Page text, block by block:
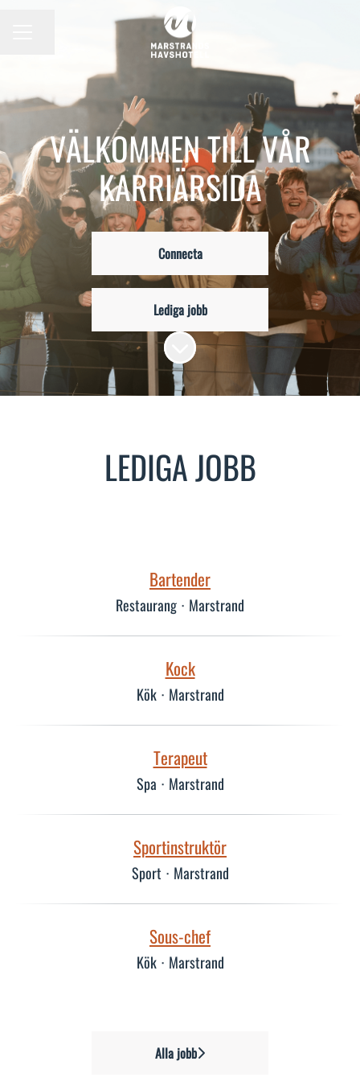
VÄLKOMMEN TILL VÅR
KARRIÄRSIDA
Connecta
Lediga jobb
Skrolla för mer innehåll
LEDIGA JOBB
Bartender
Restaurang · Marstrand
Kock
Kök · Marstrand
Terapeut
Spa · Marstrand
Sportinstruktör
Sport · Marstrand
Sous-chef
Kök · Marstrand
Alla jobb